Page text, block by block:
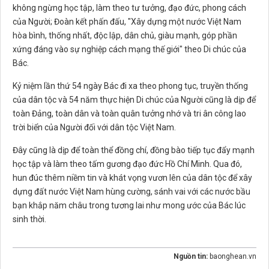
không ngừng học tập, làm theo tư tưởng, đạo đức, phong cách
của Người; Đoàn kết phấn đấu, "Xây dựng một nước Việt Nam
hòa bình, thống nhất, độc lập, dân chủ, giàu mạnh, góp phần
xứng đáng vào sự nghiệp cách mạng thế giới" theo Di chúc của
Bác.
Kỷ niệm lần thứ 54 ngày Bác đi xa theo phong tục, truyền thống
của dân tộc và 54 năm thực hiện Di chúc của Người cũng là dịp để
toàn Đảng, toàn dân và toàn quân tưởng nhớ và tri ân công lao
trời biển của Người đối với dân tộc Việt Nam.
Đây cũng là dịp để toàn thể đồng chí, đồng bào tiếp tục đẩy mạnh
học tập và làm theo tấm gương đạo đức Hồ Chí Minh. Qua đó,
hun đúc thêm niềm tin và khát vọng vươn lên của dân tộc để xây
dựng đất nước Việt Nam hùng cường, sánh vai với các nước bầu
bạn khắp năm châu trong tương lai như mong ước của Bác lúc
sinh thời.
Nguồn tin: baonghean.vn